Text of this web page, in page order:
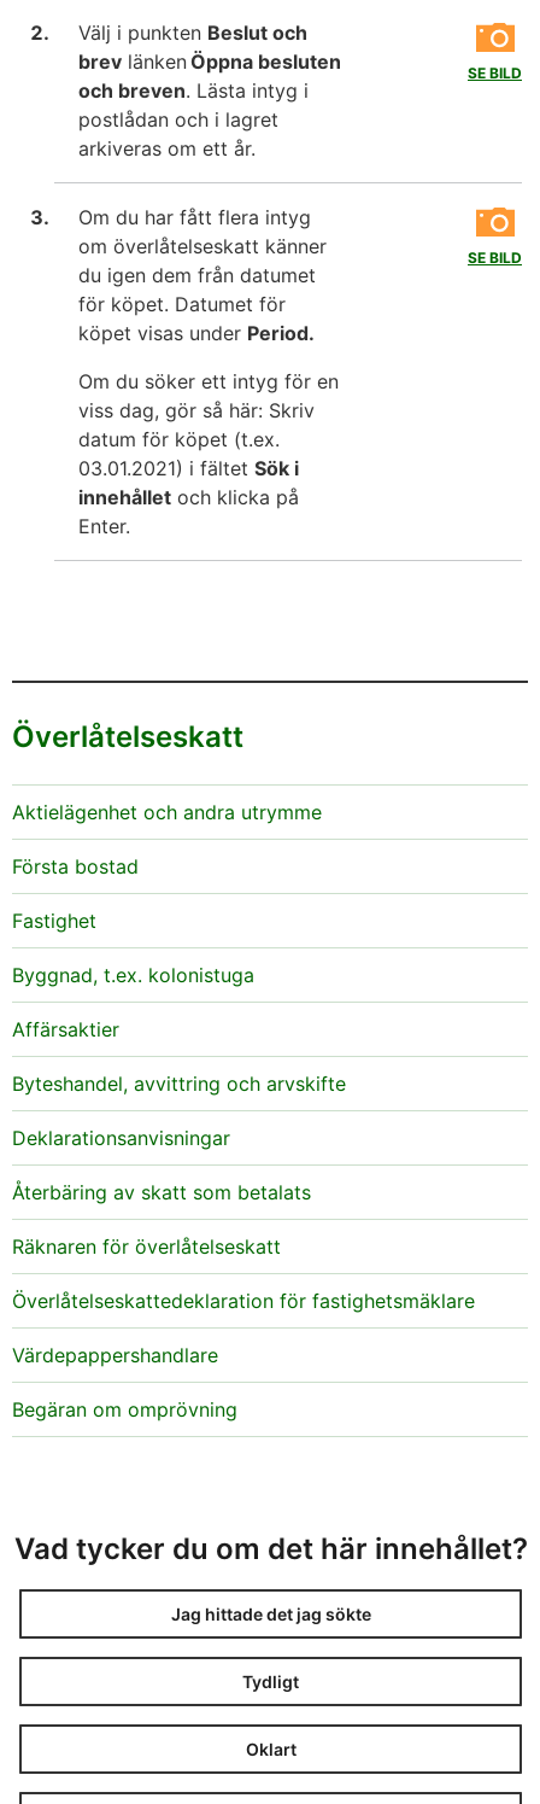
SE BILD
Välj i punkten Beslut och
brev länkenÖppna besluten
och breven. Lästa intyg i
postlådan och i lagret
arkiveras om ett år.
SE BILD
Om du har fått flera intyg
om överlåtelseskatt känner
du igen dem från datumet
för köpet. Datumet för
köpet visas under Period.
Om du söker ett intyg för en
viss dag, gör så här: Skriv
datum för köpet (t.ex.
03.01.2021) i fältet Sök i
innehållet och klicka på
Enter.
Överlåtelseskatt
Aktielägenhet och andra utrymme
Första bostad
Fastighet
Byggnad, t.ex. kolonistuga
Affärsaktier
Byteshandel, avvittring och arvskifte
Deklarationsanvisningar
Återbäring av skatt som betalats
Räknaren för överlåtelseskatt
Överlåtelseskattedeklaration för fastighetsmäklare
Värdepappershandlare
Begäran om omprövning
Vad tycker du om det här innehållet?
Jag hittade det jag sökte
Tydligt
Oklart